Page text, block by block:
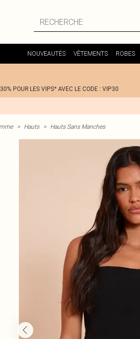
NOUVEAUTÉS VÊTEMENTS ROBES
POUR LES VIPS* AVEC LE CODE : VIP30
> Hauts > Hauts Sans Manches